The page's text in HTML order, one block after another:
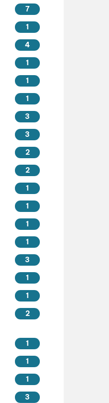
7
1
4
1
1
1
3
3
2
2
1
1
1
1
3
1
1
2
1
1
1
3